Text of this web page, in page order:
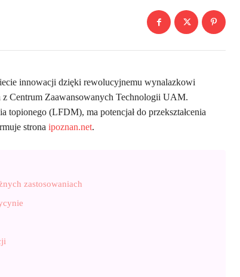
innowacji dzięki rewolucyjnemu wynalazkowi
z Centrum Zaawansowanych Technologii UAM.
topionego (LFDM), ma potencjał do przekształcenia
strona ipoznan.net.
zastosowaniach